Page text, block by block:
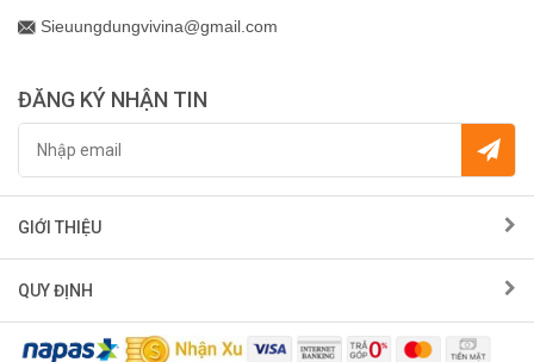
Sieuungdungvivina@gmail.com
ĐĂNG KÝ NHẬN TIN
GIỚI THIỆU
QUY ĐỊNH